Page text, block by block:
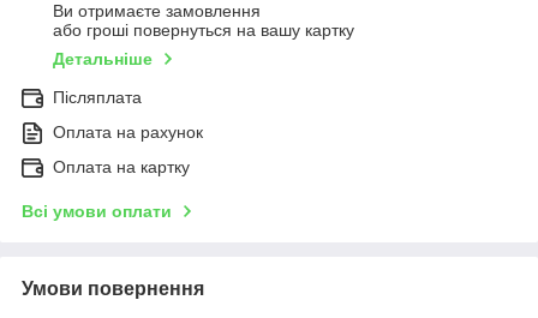
Ви отримаєте замовлення
або гроші повернуться на вашу картку
Детальніше
Післяплата
Оплата на рахунок
Оплата на картку
Всі умови оплати
Умови повернення